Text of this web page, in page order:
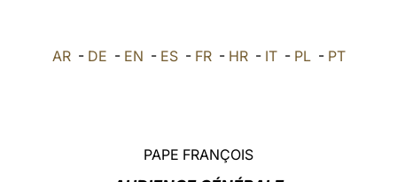
中文
AR- DE - EN - ES- FR- HR- IT- PL- PT
PAPE FRANÇOIS